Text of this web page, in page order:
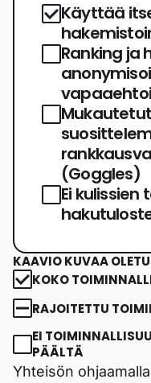
Käyttää
Ranking ja
(Goggles)
Ei
KAAVIO KUVAA
KOKO
RAJOITETTU
EI
PÄÄLTÄ
Yhteisön